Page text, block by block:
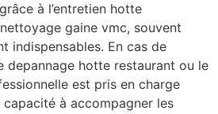
à l’entretien hotte
gaine vmc, souvent
indispensables. En cas de
depannage hotte restaurant ou le
est pris en charge
à accompagner les